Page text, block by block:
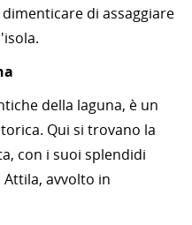
di assaggiare
della laguna, è un
Qui si trovano la
con i suoi splendidi
avvolto in